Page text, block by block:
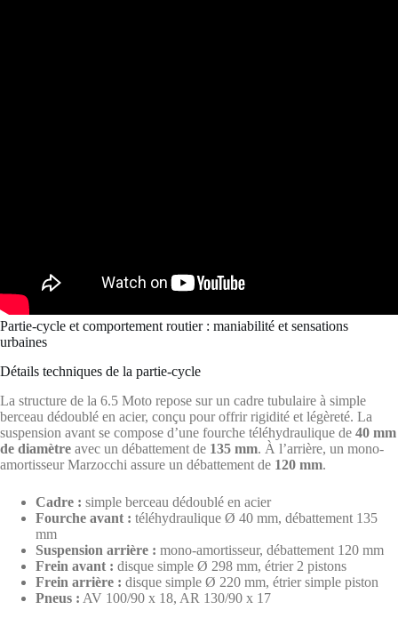
Partie-cycle et comportement routier : maniabilité et sensations
urbaines
Détails techniques de la partie-cycle
La structure de la 6.5 Moto repose sur un cadre tubulaire à simple
berceau dédoublé en acier, conçu pour offrir rigidité et légèreté. La
suspension avant se compose d’une fourche téléhydraulique de 40 mm
de diamètre avec un débattement de 135 mm. À l’arrière, un mono-
amortisseur Marzocchi assure un débattement de 120 mm.
Cadre : simple berceau dédoublé en acier
Fourche avant : téléhydraulique Ø 40 mm, débattement 135
mm
Suspension arrière : mono-amortisseur, débattement 120 mm
Frein avant : disque simple Ø 298 mm, étrier 2 pistons
Frein arrière : disque simple Ø 220 mm, étrier simple piston
Pneus : AV 100/90 x 18, AR 130/90 x 17